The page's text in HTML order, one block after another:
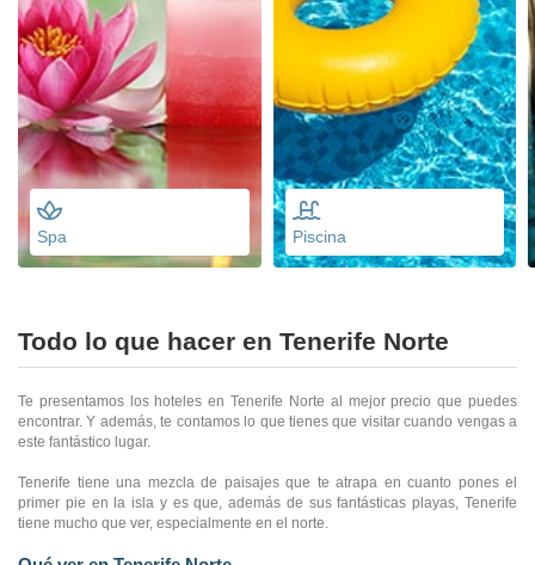
Spa Piscina
Todo lo que hacer en Tenerife Norte
Te presentamos los hoteles en Tenerife Norte al mejor precio que puedes
encontrar. Y además, te contamos lo que tienes que visitar cuando vengas a
este fantástico lugar.
Tenerife tiene una mezcla de paisajes que te atrapa en cuanto pones el
primer pie en la isla y es que, además de sus fantásticas playas, Tenerife
tiene mucho que ver, especialmente en el norte.